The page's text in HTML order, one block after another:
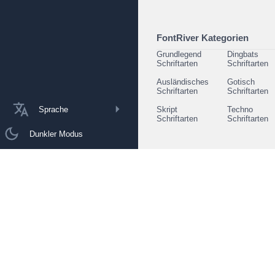
Sprache
Dunkler Modus
FontRiver Kategorien
Grundlegend
Schriftarten
Dingbats
Schriftarten
Ausländisches
Schriftarten
Gotisch
Schriftarten
Skript
Schriftarten
Techno
Schriftarten